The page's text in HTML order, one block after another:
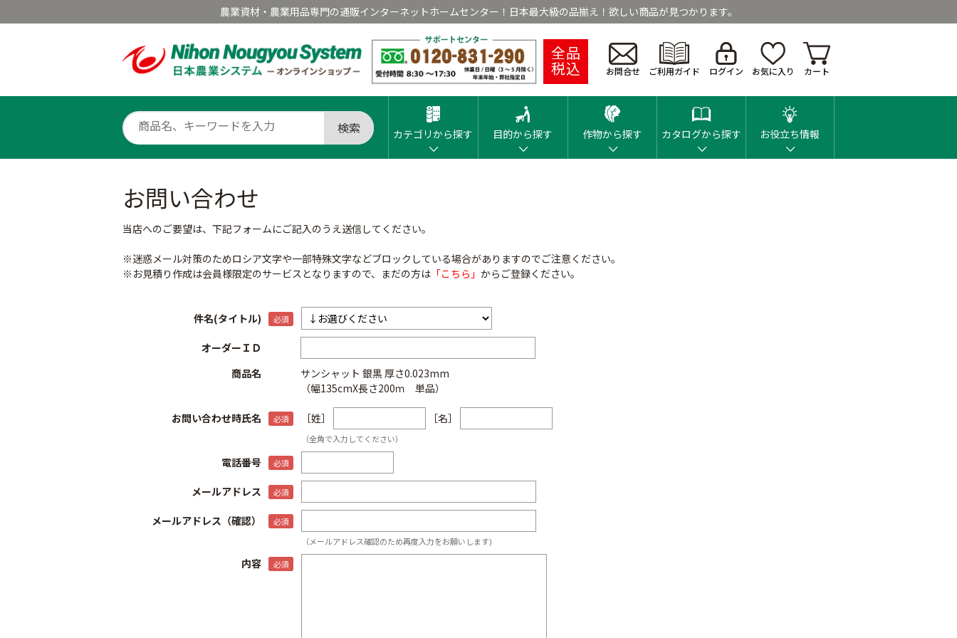
農業資材・農業用品専門の通販インターネットホームセンター！日本最大級の品揃え！欲しい商品が見つかります。
全品
税込 お問合せ ご利用ガイド ログイン お気に入り カート
検索 カテゴリから探す 目的から探す 作物から探す カタログから探す お役立ち情報
お問い合わせ
当店へのご要望は、下記フォームにご記入のうえ送信してください。
※迷惑メール対策のためロシア文字や一部特殊文字などブロックしている場合がありますのでご注意ください。
※お見積り作成は会員様限定のサービスとなりますので、まだの方は 「こちら」 からご登録ください。
件名(タイトル)
オーダーＩＤ
商品名
サンシャット 銀黒 厚さ0.023mm
（幅135cmX長さ200ｍ 単品）
お問い合わせ時氏名 ［姓］ ［名］
（全角で入力してください）
電話番号
メールアドレス
メールアドレス（確認）
（メールアドレス確認のため再度入力をお願いします)
内容